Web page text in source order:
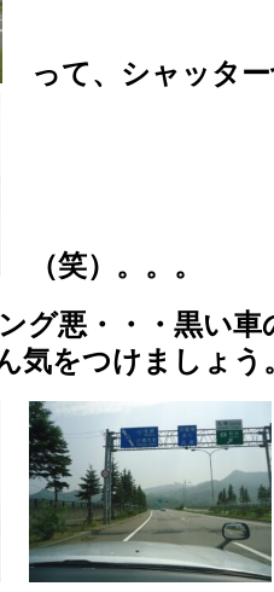
って、シャッタ
（笑）。。。
グ悪・・・黒い
気をつけましょう